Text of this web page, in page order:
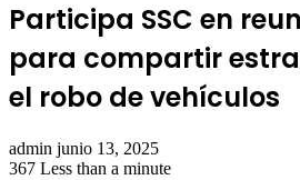
Participa SSC en
para compartir
el robo de vehículos
admin Send
an
junio 13, 2025
367 Less than a minute